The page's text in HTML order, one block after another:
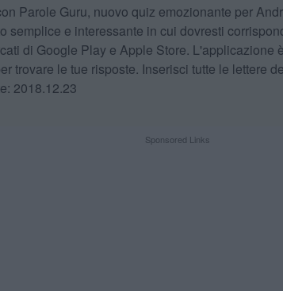
Parole Guru, nuovo quiz emozionante per
semplice e interessante in cui dovresti
di Google Play e Apple Store. L'applicazione
trovare le tue risposte. Inserisci tutte le lettere
2018.12.23
Sponsored Links